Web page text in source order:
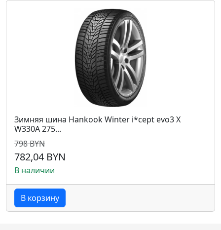
Зимняя шина Hankook Winter i*cept evo3 X
W330A 275...
798 BYN
782,04 BYN
В наличии
В корзину